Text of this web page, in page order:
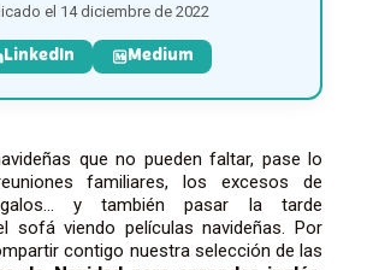
el 14 diciembre de 2022
LinkedIn Medium
que no pueden faltar, pase lo
familiares, los excesos de
y también pasar la tarde
sofá viendo películas navideñas. Por
contigo nuestra selección de las